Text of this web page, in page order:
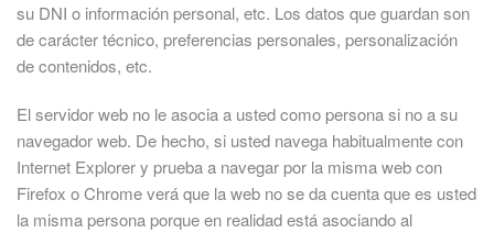
su DNI o información personal, etc. Los datos que guardan son
de carácter técnico, preferencias personales, personalización
de contenidos, etc.
El servidor web no le asocia a usted como persona si no a su
navegador web. De hecho, si usted navega habitualmente con
Internet Explorer y prueba a navegar por la misma web con
Firefox o Chrome verá que la web no se da cuenta que es usted
la misma persona porque en realidad está asociando al